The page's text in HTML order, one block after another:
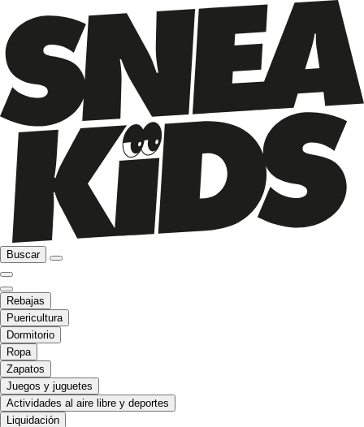
Buscar
Rebajas
Puericultura
Dormitorio
Ropa
Zapatos
Juegos y juguetes
Actividades al aire libre y deportes
Liquidación